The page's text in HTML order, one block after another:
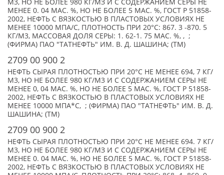
М3, НО НЕ БОЛЕЕ 980 КГ/МЗ И С СОДЕРЖАНИЕМ СЕРЫ НЕ
МЕНЕЕ 0. 04 МАС. %, НО НЕ БОЛЕЕ 5 МАС. %, ГОСТ Р 51858-
2002, НЕФТЬ С ВЯЗКОСТЬЮ В ПЛАСТОВЫХ УСЛОВИЯХ НЕ
МЕНЕЕ 10000 МПА/С, ПЛОТНОСТЬ ПРИ 20°С: 867. 3 -870. 5
КГ/М3, МАССОВАЯ ДОЛЯ СЕРЫ: 1. 62-1. 75 МАС. %, , ;
(ФИРМА) ПАО "ТАТНЕФТЬ" ИМ. В. Д. ШАШИНА; (TM)
2709 00 900 2
НЕФТЬ СЫРАЯ ПЛОТНОСТЬЮ ПРИ 20°C НЕ МЕНЕЕ 694, 7 КГ/
М3, НО НЕ БОЛЕЕ 980 КГ/М3 И С СОДЕРЖАНИЕМ СЕРЫ НЕ
МЕНЕЕ 0, 04 МАС. %, НО НЕ БОЛЕЕ 5 МАС. %, ГОСТ Р 51858-
2002, НЕФТЬ С ВЯЗКОСТЬЮ В ПЛАСТОВЫХ УСЛОВИЯХ НЕ
МЕНЕЕ 10000 МПА*С, ; (ФИРМА) ПАО "ТАТНЕФТЬ" ИМ. В. Д.
ШАШИНА; (TM)
2709 00 900 2
НЕФТЬ СЫРАЯ ПЛОТНОСТЬЮ ПРИ 20°С НЕ МЕНЕЕ 694. 7 КГ/
М3, НО НЕ БОЛЕЕ 980 КГ/МЗ И С СОДЕРЖАНИЕМ СЕРЫ НЕ
МЕНЕЕ 0. 04 МАС. %, НО НЕ БОЛЕЕ 5 МАС. %, ГОСТ Р 51858-
2002, НЕФТЬ С ВЯЗКОСТЬЮ В ПЛАСТОВЫХ УСЛОВИЯХ НЕ